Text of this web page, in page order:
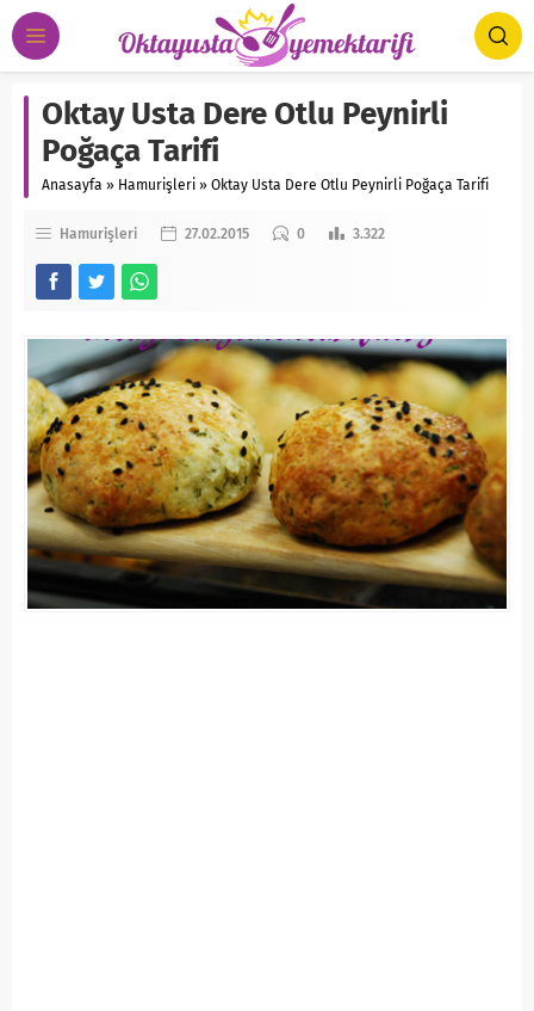
Oktay Usta Dere Otlu Peynirli
Poğaça Tarifi
Anasayfa » Hamurişleri » Oktay Usta Dere Otlu Peynirli Poğaça Tarifi
Hamurişleri 27.02.2015 0 3.322